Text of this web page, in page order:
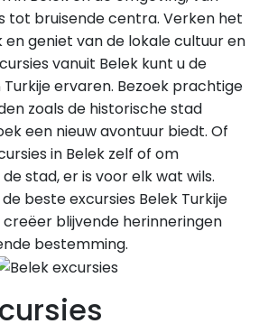
tot bruisende centra. Verken het
geniet van de lokale cultuur en
vanuit Belek kunt u de
ervaren. Bezoek prachtige
zoals de historische stad
een nieuw avontuur biedt. Of
in Belek zelf of om
stad, er is voor elk wat wils.
beste excursies Belek Turkije
blijvende herinneringen
bestemming.